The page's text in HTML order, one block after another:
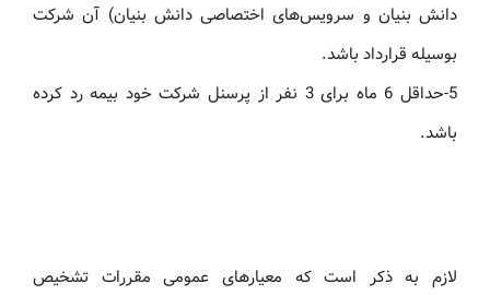
دانش بنیان و سرویس‌های اختصاصی دانش بنیان) آن شرکت
بوسیله قرارداد باشد.
5-حداقل 6 ماه برای 3 نفر از پرسنل شرکت خود بیمه رد کرده
باشد.
لازم به ذکر است که معیار‌های عمومی مقررات تشخیص